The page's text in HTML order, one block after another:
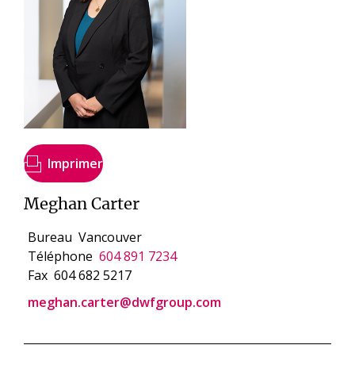
Imprimer
Meghan Carter
Bureau Vancouver
Téléphone 604 891 7234
Fax 604 682 5217
meghan.carter@dwfgroup.com